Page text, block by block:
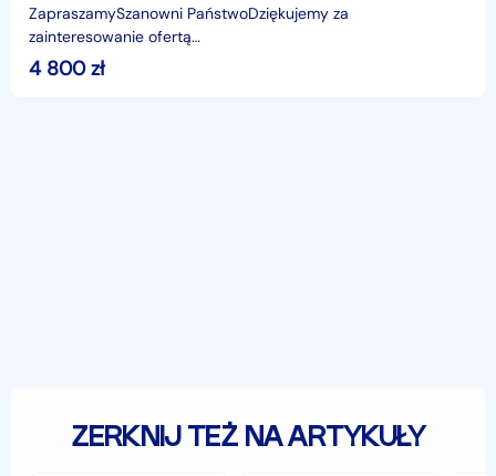
ZapraszamySzanowni PaństwoDziękujemy za
zainteresowanie ofertą
AutazEuropejskichSalonow.pl.czynne:pn-pt 9-18.sob 10-15.
Parkuje w Wejherowo,ul. Orzeszkowej 10,
4 800zł
ZERKNIJ TEŻ NA ARTYKUŁY